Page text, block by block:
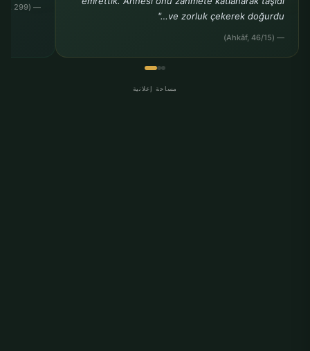
ve zorluk çekerek doğurdu…"
— (Ahkâf, 46/15)
— (Ahmed b. Hanbel, Müsned, 24, 299)
مساحة إعلانية